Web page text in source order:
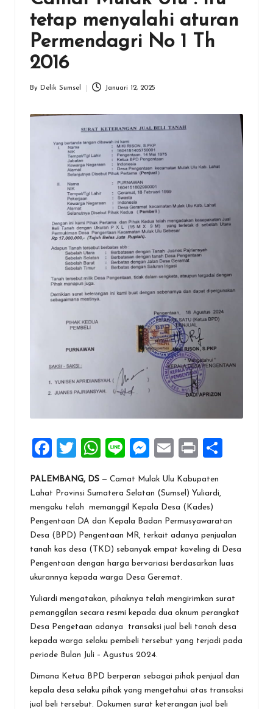
tetap menyalahi aturan
Permendagri No 1 Th
2016
By Delik Sumsel Januari 12, 2025
F
ce
b
o
o
k
T
tt
er
W
at
s
A
p
p
Li
e
M
se
n
g
er
E
ai
l
Pr
t
PALEMBANG, DS — Camat Mulak Ulu Kabupaten
Lahat Provinsi Sumatera Selatan (Sumsel) Yuliardi,
mengaku telah memanggil Kepala Desa (Kades)
Pengentaan DA dan Kepala Badan Permusyawaratan
Desa (BPD) Pengentaan MR, terkait adanya penjualan
tanah kas desa (TKD) sebanyak empat kaveling di Desa
Pengentaan dengan harga bervariasi berdasarkan luas
ukurannya kepada warga Desa Geremat.
Yuliardi mengatakan, pihaknya telah mengirimkan surat
pemanggilan secara resmi kepada dua oknum perangkat
Desa Pengetaan adanya transaksi jual beli tanah desa
kepada warga selaku pembeli tersebut yang terjadi pada
periode Bulan Juli – Agustus 2024.
Dimana Ketua BPD berperan sebagai pihak penjual dan
kepala desa selaku pihak yang mengetahui atas transaksi
jual beli tersebut. Dokumen surat keterangan jual beli